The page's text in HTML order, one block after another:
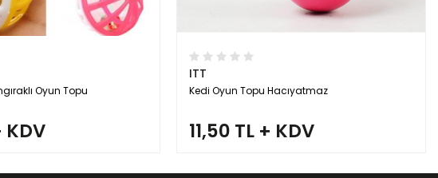
Oyun Topu
KDV
ITT
Kedi Oyun Topu Hacıyatmaz
11,50 TL + KDV